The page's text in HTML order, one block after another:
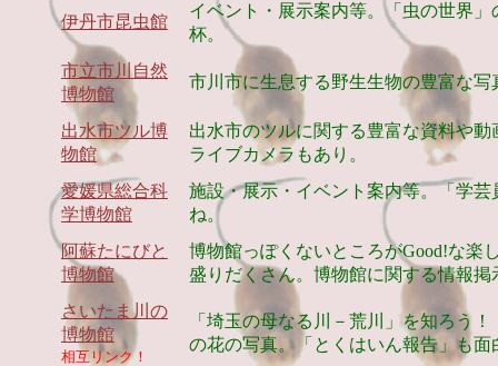
伊丹市昆虫館
イベント・展示案内等。「虫の世界
杯。
市立市川自然
博物館
市川市に生息する野生生物の豊富な
出水市ツル博
物館
出水市のツルに関する豊富な資料や
ライブカメラもあり。
愛媛県総合科
学博物館
施設・展示・イベント案内等。「学
ね。
阿蘇たにびと
博物館
博物館っぽくないところがGood!な楽
盛りだくさん。博物館に関する情報掲
さいたま川の
博物館
相互リンク！
「埼玉の母なる川－荒川」を知ろう
の花の写真。「とくはいん報告」も面